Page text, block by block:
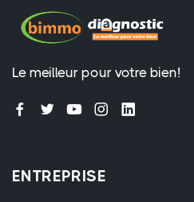
Le meilleur pour votre bien!
ENTREPRISE